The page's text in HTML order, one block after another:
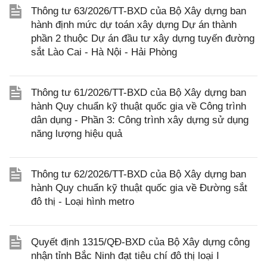
Thông tư 63/2026/TT-BXD của Bộ Xây dựng ban
hành định mức dự toán xây dựng Dự án thành
phần 2 thuộc Dự án đầu tư xây dựng tuyến đường
sắt Lào Cai - Hà Nội - Hải Phòng
Thông tư 61/2026/TT-BXD của Bộ Xây dựng ban
hành Quy chuẩn kỹ thuật quốc gia về Công trình
dân dụng - Phần 3: Công trình xây dựng sử dụng
năng lượng hiệu quả
Thông tư 62/2026/TT-BXD của Bộ Xây dựng ban
hành Quy chuẩn kỹ thuật quốc gia về Đường sắt
đô thị - Loại hình metro
Quyết định 1315/QĐ-BXD của Bộ Xây dựng công
nhận tỉnh Bắc Ninh đạt tiêu chí đô thị loại I